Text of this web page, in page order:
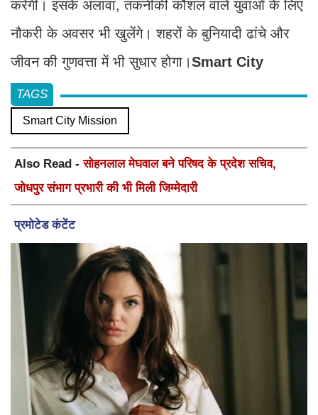
करेगी। इसके अलावा, तकनीकी कौशल वाले युवाओं के लिए
नौकरी के अवसर भी खुलेंगे। शहरों के बुनियादी ढांचे और
जीवन की गुणवत्ता में भी सुधार होगा।Smart City
TAGS
Smart City Mission
Also Read -सोहनलाल मेघवाल बने परिषद के प्रदेश सचिव,
जोधपुर संभाग प्रभारी की भी मिली जिम्मेदारी